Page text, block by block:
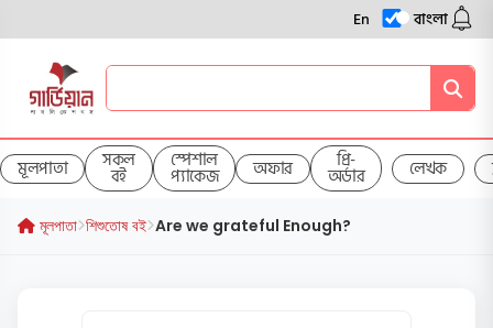
En বাংলা
মূলপাতা সকল
বই
স্পেশাল
প্যাকেজ অফার প্রি-
অর্ডার লেখক
মূলপাতা শিশুতোষ বই Are we grateful Enough?